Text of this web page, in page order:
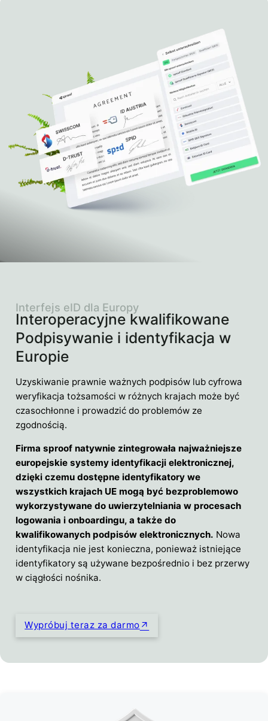
Interoperacyjne kwalifikowane
Podpisywanie i identyfikacja w
Europie
Interfejs eID dla Europy
Uzyskiwanie prawnie ważnych podpisów lub cyfrowa
weryfikacja tożsamości w różnych krajach może być
czasochłonne i prowadzić do problemów ze
zgodnością.
Firma sproof natywnie zintegrowała najważniejsze
europejskie systemy identyfikacji elektronicznej,
dzięki czemu dostępne identyfikatory we
wszystkich krajach UE mogą być bezproblemowo
wykorzystywane do uwierzytelniania w procesach
logowania i onboardingu, a także do
kwalifikowanych podpisów elektronicznych. Nowa
identyfikacja nie jest konieczna, ponieważ istniejące
identyfikatory są używane bezpośrednio i bez przerwy
w ciągłości nośnika.
Wypróbuj teraz za darmo